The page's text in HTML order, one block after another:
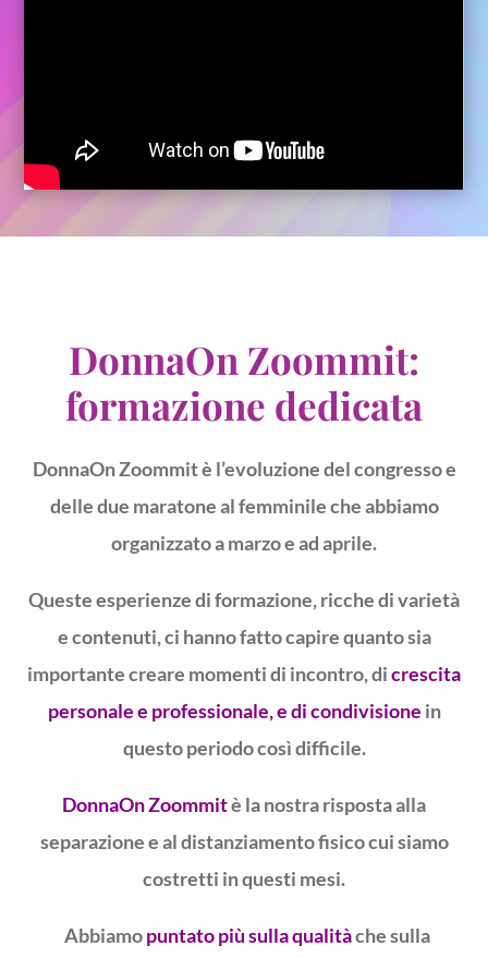
DonnaOn Zoommit:
formazione dedicata
DonnaOn Zoommit è l’evoluzione del congresso e
delle due maratone al femminile che abbiamo
organizzato a marzo e ad aprile.
Queste esperienze di formazione, ricche di varietà
e contenuti, ci hanno fatto capire quanto sia
importante creare momenti di incontro, dicrescita
personale e professionale, e di condivisione in
questo periodo così difficile.
DonnaOn Zoommitè la nostra risposta alla
separazione e al distanziamento fisico cui siamo
costretti in questi mesi.
Abbiamopuntato più sulla qualitàche sulla